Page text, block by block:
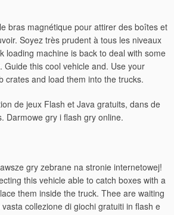
bras magnétique pour attirer des boîtes et
Soyez très prudent à tous les niveaux
loading machine is back to deal with some
Guide this cool vehicle and. Use your
crates and load them into the trucks.
de jeux Flash et Java gratuits, dans de
Darmowe gry i flash gry online.
gry zebrane na stronie internetowej!
this vehicle able to catch boxes with a
them inside the truck. Thee are waiting
collezione di giochi gratuiti in flash e